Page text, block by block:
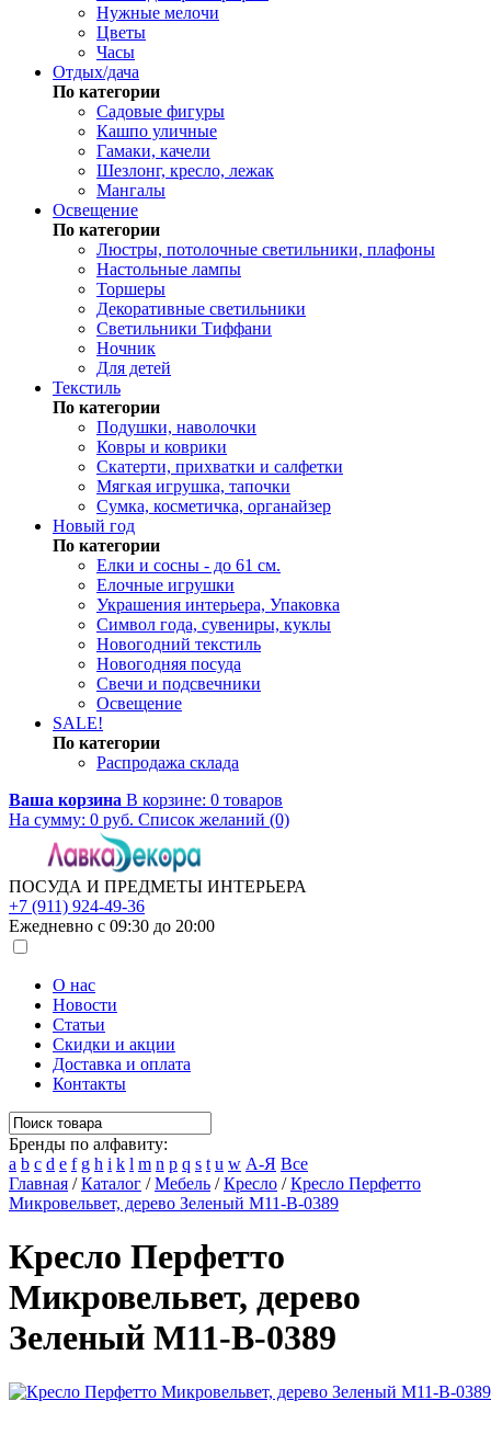
Нужные мелочи
Цветы
Часы
Отдых/дача
По категории
Садовые фигуры
Кашпо уличные
Гамаки, качели
Шезлонг, кресло, лежак
Мангалы
Освещение
По категории
Люстры, потолочные светильники, плафоны
Настольные лампы
Торшеры
Декоративные светильники
Светильники Тиффани
Ночник
Для детей
Текстиль
По категории
Подушки, наволочки
Ковры и коврики
Скатерти, прихватки и салфетки
Мягкая игрушка, тапочки
Сумка, косметичка, органайзер
Новый год
По категории
Елки и сосны - до 61 см.
Елочные игрушки
Украшения интерьера, Упаковка
Символ года, сувениры, куклы
Новогодний текстиль
Новогодняя посуда
Свечи и подсвечники
Освещение
SALE!
По категории
Распродажа склада
Ваша корзина В корзине: 0 товаров
На сумму: 0 руб. Список желаний (0)
ПОСУДА И ПРЕДМЕТЫ ИНТЕРЬЕРА
+7 (911) 924-49-36
Ежедневно с 09:30 до 20:00
О нас
Новости
Статьи
Скидки и акции
Доставка и оплата
Контакты
Бренды по алфавиту:
a b c d e f g h i k l m n p q s t u w А-Я Все
Главная /Каталог /Мебель /Кресло /Кресло Перфетто
Микровельвет, дерево Зеленый M11-B-0389
Кресло Перфетто
Микровельвет, дерево
Зеленый M11-B-0389